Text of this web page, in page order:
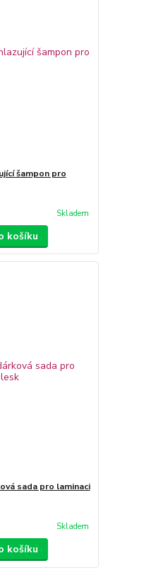
šampon pro
Skladem
košíku
sada pro laminaci
Skladem
košíku